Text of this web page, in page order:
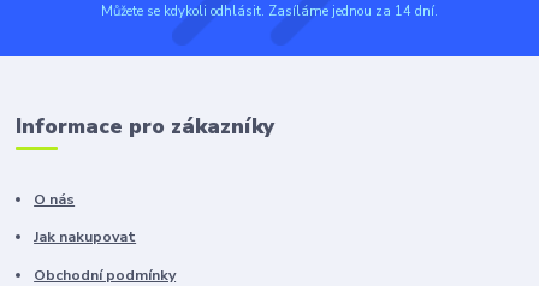
Můžete se kdykoli odhlásit. Zasíláme jednou za 14 dní.
Informace pro zákazníky
O nás
Jak nakupovat
Obchodní podmínky